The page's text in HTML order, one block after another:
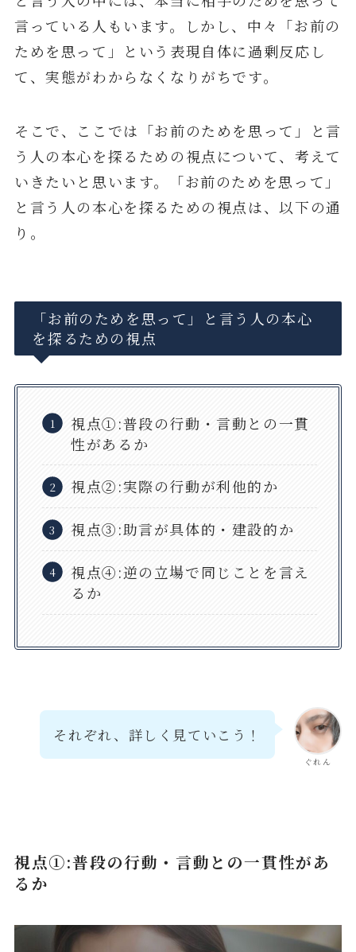
言っている人もいます。しかし、中々「お前の
ためを思って」という表現自体に過剰反応し
て、実態がわからなくなりがちです。
そこで、ここでは「お前のためを思って」と言
う人の本心を探るための視点について、考えて
いきたいと思います。「お前のためを思って」
と言う人の本心を探るための視点は、以下の通
り。
「お前のためを思って」と言う人の本心
を探るための視点
視点①:普段の行動・言動との一貫
性があるか
視点②:実際の行動が利他的か
視点③:助言が具体的・建設的か
視点④:逆の立場で同じことを言え
るか
ぐれん
それぞれ、詳しく見ていこう！
視点①:普段の行動・言動との一貫性があ
るか